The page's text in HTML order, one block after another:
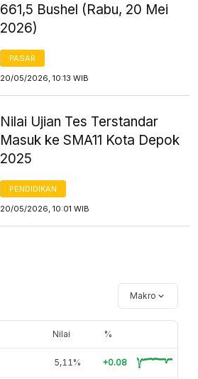
661,5 Bushel (Rabu, 20 Mei
2026)
PASAR
20/05/2026, 10:13 WIB
Nilai Ujian Tes Terstandar
Masuk ke SMA11 Kota Depok
2025
PENDIDIKAN
20/05/2026, 10:01 WIB
Makro
Nilai %
5,11% +0.08